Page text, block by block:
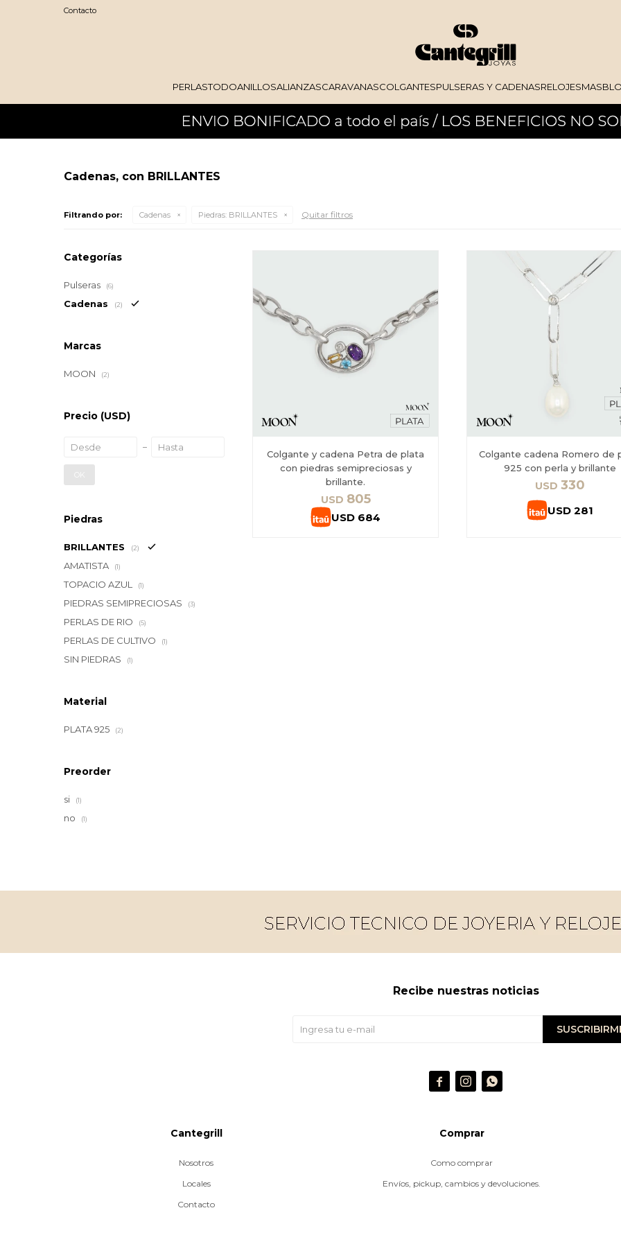
PERLASTODOANILLOSALIANZASCARAVANASCOLGANTESPULSERAS Y CADENASRELOJESMAS
Contacto
Cadenas, con BRILLANTES
Filtrando por: Cadenas Piedras: BRILLANTES Quitar filtros
Colgante y cadena Petra de plata
con piedras semipreciosas y
brillante.
USD 805
USD 684
Colgante cadena Romero de
925 con perla y brillante
USD 330
USD 281
Categorías
Pulseras (6)
Cadenas (2)
Marcas
MOON (2)
Precio (USD)
OK
Piedras
BRILLANTES (2)
AMATISTA (1)
TOPACIO AZUL (1)
PIEDRAS SEMIPRECIOSAS (3)
PERLAS DE RIO (5)
PERLAS DE CULTIVO (1)
SIN PIEDRAS (1)
Material
PLATA 925 (2)
Preorder
si (1)
no (1)
Cantegrill
Nosotros
Locales
Contacto
Comprar
Como comprar
Envíos, pickup, cambios y devoluciones.
Recibe nuestras noticias
  